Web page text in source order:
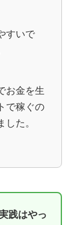
すいで
お金を生
で稼ぐの
た。
践はやっ